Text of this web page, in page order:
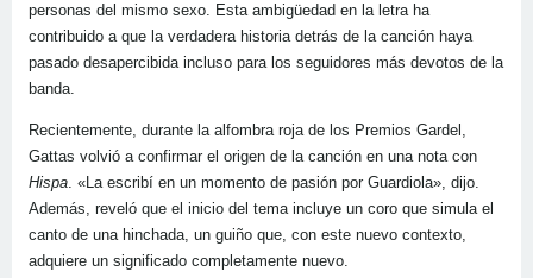
personas del mismo sexo. Esta ambigüedad en la letra ha
contribuido a que la verdadera historia detrás de la canción haya
pasado desapercibida incluso para los seguidores más devotos de la
banda.
Recientemente, durante la alfombra roja de los Premios Gardel,
Gattas volvió a confirmar el origen de la canción en una nota con
Hispa. «La escribí en un momento de pasión por Guardiola», dijo.
Además, reveló que el inicio del tema incluye un coro que simula el
canto de una hinchada, un guiño que, con este nuevo contexto,
adquiere un significado completamente nuevo.